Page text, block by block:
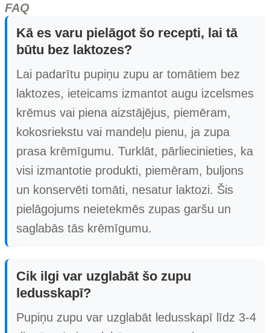
FAQ
Kā es varu pielāgot šo recepti, lai tā
būtu bez laktozes?
Lai padarītu pupiņu zupu ar tomātiem bez
laktozes, ieteicams izmantot augu izcelsmes
krēmus vai piena aizstājējus, piemēram,
kokosriekstu vai mandeļu pienu, ja zupa
prasa krēmīgumu. Turklāt, pārliecinieties, ka
visi izmantotie produkti, piemēram, buljons
un konservēti tomāti, nesatur laktozi. Šis
pielāgojums neietekmēs zupas garšu un
saglabās tās krēmīgumu.
Cik ilgi var uzglabāt šo zupu
ledusskapī?
Pupiņu zupu var uzglabāt ledusskapī līdz 3-4